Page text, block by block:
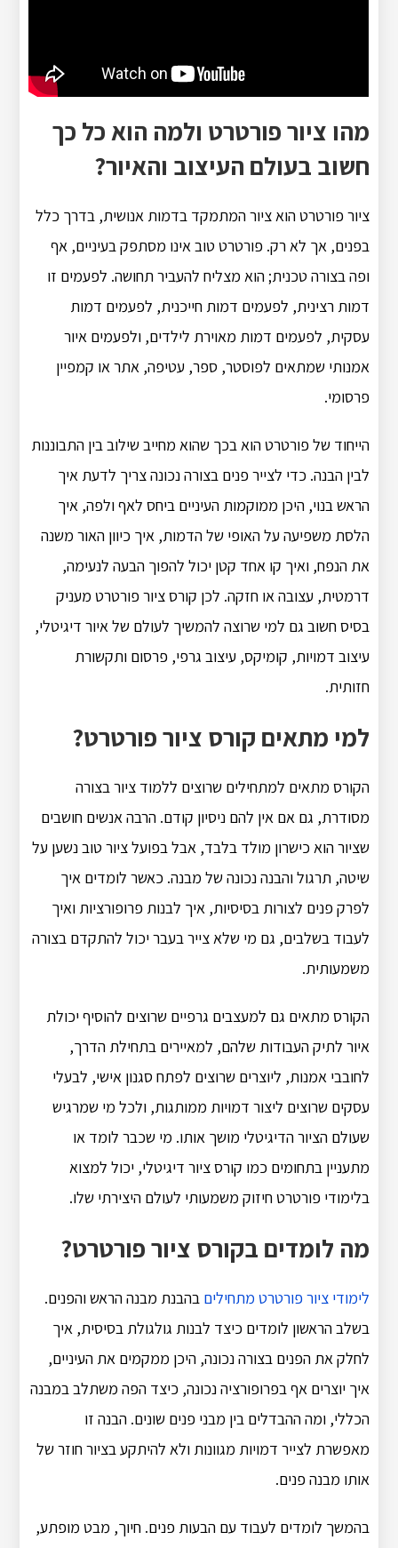
מהו ציור פורטרט ולמה הוא כל כך
חשוב בעולם העיצוב והאיור?
ציור פורטרט הוא ציור המתמקד בדמות אנושית, בדרך כלל
בפנים, אך לא רק. פורטרט טוב אינו מסתפק בעיניים, אף
ופה בצורה טכנית; הוא מצליח להעביר תחושה. לפעמים זו
דמות רצינית, לפעמים דמות חייכנית, לפעמים דמות
עסקית, לפעמים דמות מאוירת לילדים, ולפעמים איור
אמנותי שמתאים לפוסטר, ספר, עטיפה, אתר או קמפיין
פרסומי.
הייחוד של פורטרט הוא בכך שהוא מחייב שילוב בין התבוננות
לבין הבנה. כדי לצייר פנים בצורה נכונה צריך לדעת איך
הראש בנוי, היכן ממוקמות העיניים ביחס לאף ולפה, איך
הלסת משפיעה על האופי של הדמות, איך כיוון האור משנה
את הנפח, ואיך קו אחד קטן יכול להפוך הבעה לנעימה,
דרמטית, עצובה או חזקה. לכן קורס ציור פורטרט מעניק
בסיס חשוב גם למי שרוצה להמשיך לעולם של איור דיגיטלי,
עיצוב דמויות, קומיקס, עיצוב גרפי, פרסום ותקשורת
חזותית.
למי מתאים קורס ציור פורטרט?
הקורס מתאים למתחילים שרוצים ללמוד ציור בצורה
מסודרת, גם אם אין להם ניסיון קודם. הרבה אנשים חושבים
שציור הוא כישרון מולד בלבד, אבל בפועל ציור טוב נשען על
שיטה, תרגול והבנה נכונה של מבנה. כאשר לומדים איך
לפרק פנים לצורות בסיסיות, איך לבנות פרופורציות ואיך
לעבוד בשלבים, גם מי שלא צייר בעבר יכול להתקדם בצורה
משמעותית.
הקורס מתאים גם למעצבים גרפיים שרוצים להוסיף יכולת
איור לתיק העבודות שלהם, למאיירים בתחילת הדרך,
לחובבי אמנות, ליוצרים שרוצים לפתח סגנון אישי, לבעלי
עסקים שרוצים ליצור דמויות ממותגות, ולכל מי שמרגיש
שעולם הציור הדיגיטלי מושך אותו. מי שכבר לומד או
מתעניין בתחומים כמו קורס ציור דיגיטלי, יכול למצוא
בלימודי פורטרט חיזוק משמעותי לעולם היצירתי שלו.
מה לומדים בקורס ציור פורטרט?
לימודי ציור פורטרט מתחילים בהבנת מבנה הראש והפנים.
בשלב הראשון לומדים כיצד לבנות גולגולת בסיסית, איך
לחלק את הפנים בצורה נכונה, היכן ממקמים את העיניים,
איך יוצרים אף בפרופורציה נכונה, כיצד הפה משתלב במבנה
הכללי, ומה ההבדלים בין מבני פנים שונים. הבנה זו
מאפשרת לצייר דמויות מגוונות ולא להיתקע בציור חוזר של
אותו מבנה פנים.
בהמשך לומדים לעבוד עם הבעות פנים. חיוך, מבט מופתע,